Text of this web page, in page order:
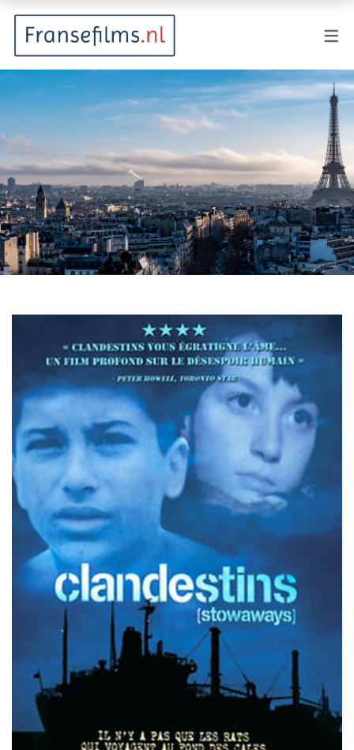
Animatie
Documentaire
Drama
Fantasy
Horror
Misdaad
Musical
Oorlogsfilm
Romantische komedie
Thriller